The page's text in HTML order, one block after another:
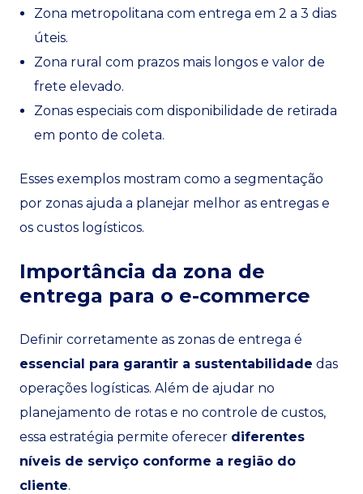
Zona metropolitana com entrega em 2 a 3 dias
úteis.
Zona rural com prazos mais longos e valor de
frete elevado.
Zonas especiais com disponibilidade de retirada
em ponto de coleta.
Esses exemplos mostram como a segmentação
por zonas ajuda a planejar melhor as entregas e
os custos logísticos.
Importância da zona de
entrega para o e-commerce
Definir corretamente as zonas de entrega é
essencial para garantir a sustentabilidade das
operações logísticas. Além de ajudar no
planejamento de rotas e no controle de custos,
essa estratégia permite oferecer diferentes
níveis de serviço conforme a região do
cliente.